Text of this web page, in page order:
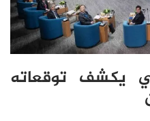
يكشف توقعاته